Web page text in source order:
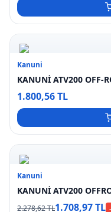
Kanuni
KANUNİ ATV200 OFF-
1.800,56 TL
Kanuni
KANUNİ ATV200
2.278,62 TL1.708,97 TL